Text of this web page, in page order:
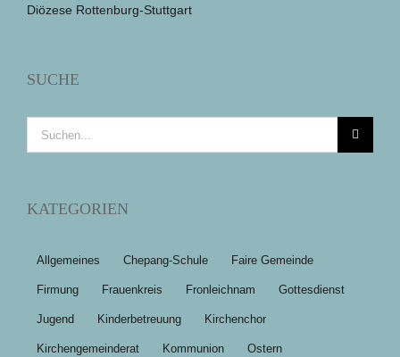
Diözese Rottenburg-Stuttgart
SUCHE
Suche
nach:
KATEGORIEN
Allgemeines Chepang-Schule Faire Gemeinde
Firmung Frauenkreis Fronleichnam Gottesdienst
Jugend Kinderbetreuung Kirchenchor
Kirchengemeinderat Kommunion Ostern